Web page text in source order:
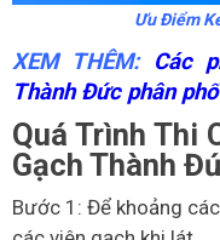
Ưu Điểm
XEM THÊM:
Các
Thành Đức phân
Quá Trình Thi
Gạch Thành
Bước 1: Để khoảng